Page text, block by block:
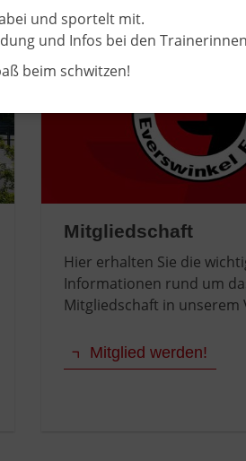
Mitgliedschaft
Hier erhalten Sie die
Informationen rund um
Mitgliedschaft in unserem
Mitglied werden!
und sportelt mit.
und Infos bei den
beim schwitzen!